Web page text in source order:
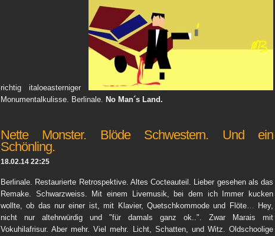
richtig italoeasterniger
Monumentalkulisse. Berlinale. No Man´s Land.
Nette Monster. Blöde Schwestern. Und ein
Schönling.
18.02.14 22:25
Berlinale. Restaurierte Retrospektive. Altes Cocteauteil. Lieber gesehen als das
Remake. Schwarzweiss. Mit einem Livemusik, bei dem ich Immer kucken
wollte, ob das nur einer ist, mit Klavier, Quetschkommode und Flöte… Hey,
nicht nur altehrwürdig und "für damals ganz ok..". Zwar Marais mit
Vokuhilafrisur. Aber mehr. Viel mehr. Licht, Schatten, und Witz. Oldschoolige